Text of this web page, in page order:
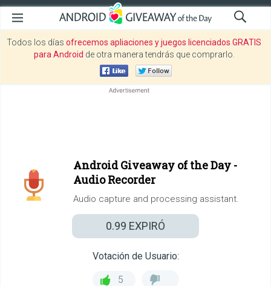
Todos los días ofrecemos apliaciones y juegos licenciados GRATIS
para Android de otra manera tendrás que comprarlo.
Android Giveaway of the Day -
Audio Recorder
Audio capture and processing assistant.
0.99 EXPIRÓ
Votación de Usuario:
5